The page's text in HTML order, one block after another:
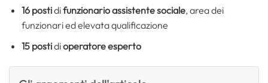
16 postidifunzionario assistente sociale, area dei
funzionari ed elevata qualificazione
15 postidioperatore esperto